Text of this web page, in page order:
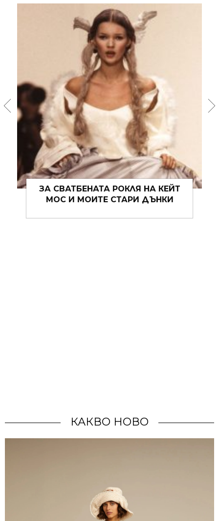
ДРЕХИТЕ, КОИТО АЛГОРИТЪМЪТ
НИКОГА НЯМА ДА РАЗБЕРЕ
КАКВО НОВО